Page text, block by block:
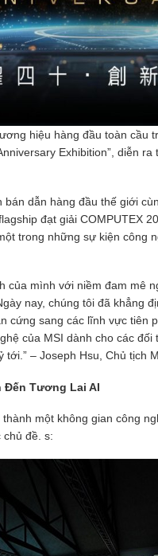
hiệu hàng đầu toàn cầu
Exhibition”, diễn
dẫn hàng đầu thế giới
đạt giải COMPUTEX
trong những sự kiện công
của mình với niềm đam mê
nay, chúng tôi đã khẳng
cứng sang các lĩnh vực tiên
của MSI dành cho các
tới.” – Joseph Hsu, Chủ tịch
Đến Tương Lai AI
một không gian công
chủ đề. s: